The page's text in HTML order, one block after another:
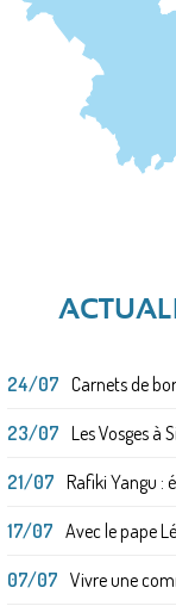
24/07 Carnets de
23/07 Les Vosges à
21/07 Rafiki Yangu :
17/07 Avec le pape
07/07 Vivre une